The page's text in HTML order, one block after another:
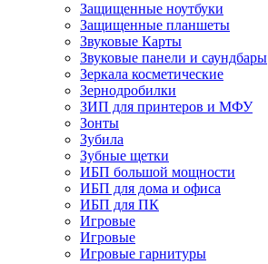
Защищенные ноутбуки
Защищенные планшеты
Звуковые Карты
Звуковые панели и саундбары
Зеркала косметические
Зернодробилки
ЗИП для принтеров и МФУ
Зонты
Зубила
Зубные щетки
ИБП большой мощности
ИБП для дома и офиса
ИБП для ПК
Игровые
Игровые
Игровые гарнитуры